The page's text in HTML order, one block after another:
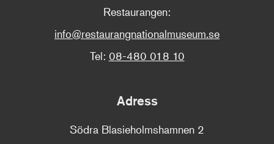
Restaurangen:
info@restaurangnationalmuseum.se
Tel: 08-480 018 10
Adress
Södra Blasieholmshamnen 2